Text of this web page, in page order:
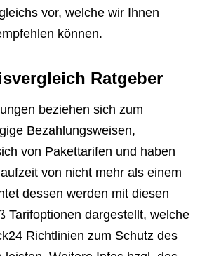
vor, welche wir Ihnen
können.
Ratgeber
beziehen sich zum
Bezahlungsweisen,
von Pakettarifen und haben
von nicht mehr als einem
dessen werden mit diesen
Tarifoptionen dargestellt, welche
Richtlinien zum Schutz des